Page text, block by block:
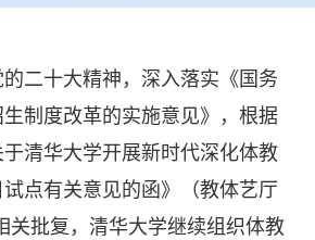
二十大精神，深入落实《国务
制度改革的实施意见》，根据
清华大学开展新时代深化体教
点有关意见的函》（教体艺厅
关批复，清华大学继续组织体教